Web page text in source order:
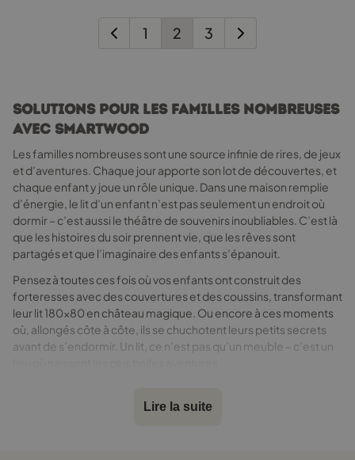
produit
1 2 3
Solutions pour les familles nombreuses
avec Smartwood
Les familles nombreuses sont une source infinie de rires, de jeux
et d’aventures. Chaque jour apporte son lot de découvertes, et
chaque enfant y joue un rôle unique. Dans une maison remplie
d’énergie, le lit d’un enfant n’est pas seulement un endroit où
dormir – c’est aussi le théâtre de souvenirs inoubliables. C’est là
que les histoires du soir prennent vie, que les rêves sont
partagés et que l’imaginaire des enfants s’épanouit.
Pensez à toutes ces fois où vos enfants ont construit des
forteresses avec des couvertures et des coussins, transformant
leur lit 180x80 en château magique. Ou encore à ces moments
où, allongés côte à côte, ils se chuchotent leurs petits secrets
avant de s’endormir. Un lit, ce n’est pas qu’un meuble – c’est un
Durabilité et résistance pour une
Lire la suite